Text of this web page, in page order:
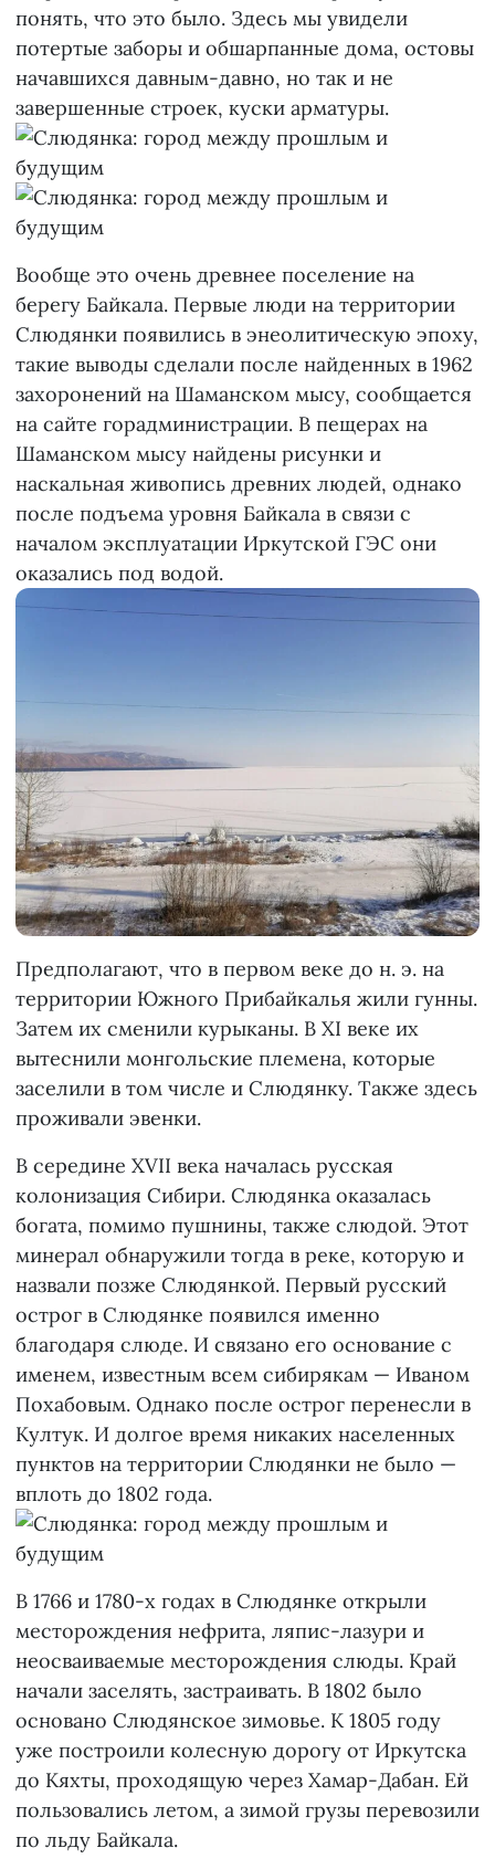
понять, что это было. Здесь мы увидели
потертые заборы и обшарпанные дома, остовы
начавшихся давным-давно, но так и не
завершенные строек, куски арматуры.
Вообще это очень древнее поселение на
берегу Байкала. Первые люди на территории
Слюдянки появились в энеолитическую эпоху,
такие выводы сделали после найденных в 1962
захоронений на Шаманском мысу, сообщается
на сайте горадминистрации. В пещерах на
Шаманском мысу найдены рисунки и
наскальная живопись древних людей, однако
после подъема уровня Байкала в связи с
началом эксплуатации Иркутской ГЭС они
оказались под водой.
Предполагают, что в первом веке до н. э. на
территории Южного Прибайкалья жили гунны.
Затем их сменили курыканы. В XI веке их
вытеснили монгольские племена, которые
заселили в том числе и Слюдянку. Также здесь
проживали эвенки.
В середине XVII века началась русская
колонизация Сибири. Слюдянка оказалась
богата, помимо пушнины, также слюдой. Этот
минерал обнаружили тогда в реке, которую и
назвали позже Слюдянкой. Первый русский
острог в Слюдянке появился именно
благодаря слюде. И связано его основание с
именем, известным всем сибирякам — Иваном
Похабовым. Однако после острог перенесли в
Култук. И долгое время никаких населенных
пунктов на территории Слюдянки не было —
вплоть до 1802 года.
В 1766 и 1780-х годах в Слюдянке открыли
месторождения нефрита, ляпис-лазури и
неосваиваемые месторождения слюды. Край
начали заселять, застраивать. В 1802 было
основано Слюдянское зимовье. К 1805 году
уже построили колесную дорогу от Иркутска
до Кяхты, проходящую через Хамар-Дабан. Ей
пользовались летом, а зимой грузы перевозили
по льду Байкала.